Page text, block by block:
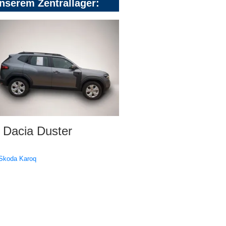
Zentrallager:
Dacia Duster